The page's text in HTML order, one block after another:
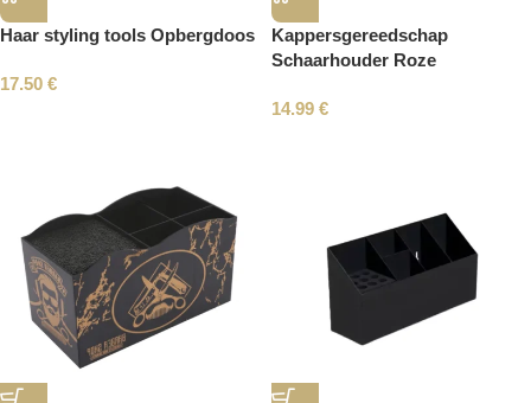
Haar styling tools Opbergdoos
17.50 €
Kappersgereedschap
Schaarhouder Roze
14.99 €